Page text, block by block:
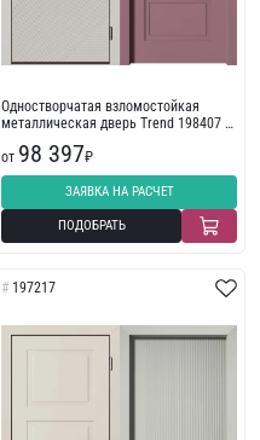
Одностворчатая взломостойкая
металлическая дверь Trend 198407 с
от 98 397₽
ЗАЯВКА НА РАСЧЕТ
ПОДОБРАТЬ
197217